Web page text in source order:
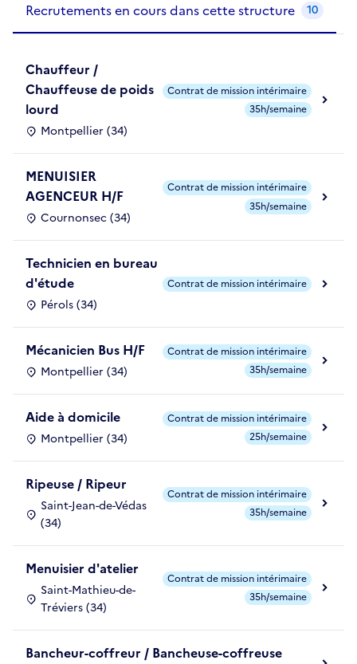
Recrutements en cours dans cette structure 10
Chauffeur /
Chauffeuse de poids
lourd
Montpellier (34)
Contrat de mission intérimaire
35h/semaine
MENUISIER
AGENCEUR H/F
Cournonsec (34)
Contrat de mission intérimaire
35h/semaine
Technicien en bureau
d'étude
Pérols (34)
Contrat de mission intérimaire
Mécanicien Bus H/F
Montpellier (34)
Contrat de mission intérimaire
35h/semaine
Aide à domicile
Montpellier (34)
Contrat de mission intérimaire
25h/semaine
Ripeuse / Ripeur
Saint-Jean-de-Védas
(34)
Contrat de mission intérimaire
35h/semaine
Menuisier d'atelier
Saint-Mathieu-de-
Tréviers (34)
Contrat de mission intérimaire
35h/semaine
Bancheur-coffreur / Bancheuse-coffreuse